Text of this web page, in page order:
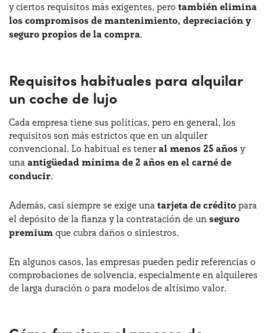
y ciertos requisitos más exigentes, pero también elimina
los compromisos de mantenimiento, depreciación y
seguro propios de la compra.
Requisitos habituales para alquilar
un coche de lujo
Cada empresa tiene sus políticas, pero en general, los
requisitos son más estrictos que en un alquiler
convencional. Lo habitual es tener al menos 25 años y
una antigüedad mínima de 2 años en el carné de
conducir.
Además, casi siempre se exige una tarjeta de crédito para
el depósito de la fianza y la contratación de un seguro
premium que cubra daños o siniestros.
En algunos casos, las empresas pueden pedir referencias o
comprobaciones de solvencia, especialmente en alquileres
de larga duración o para modelos de altísimo valor.